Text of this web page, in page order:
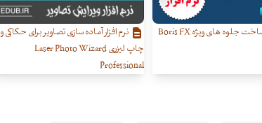
نرم افزار ساخت جلوه های ویژه Boris FX
نرم افزار آماده سازی تصاویر برای حکاکی و
چاپ لیزری Laser Photo Wizard
Professional